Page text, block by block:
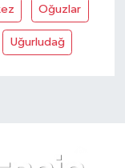
Oğuzlar
Uğurludağ